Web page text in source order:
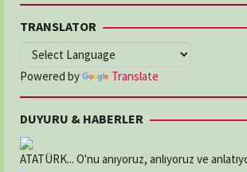
TRANSLATOR
Powered by Translate
DUYURU & HABERLER
ATATÜRK... O'nu anıyoruz, anlıyoruz ve